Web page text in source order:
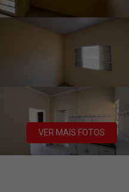
VER MAIS FOTOS